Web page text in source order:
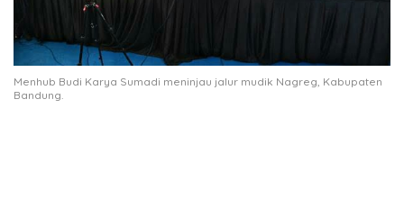
Menhub Budi Karya Sumadi meninjau jalur mudik Nagreg, Kabupaten
Bandung.